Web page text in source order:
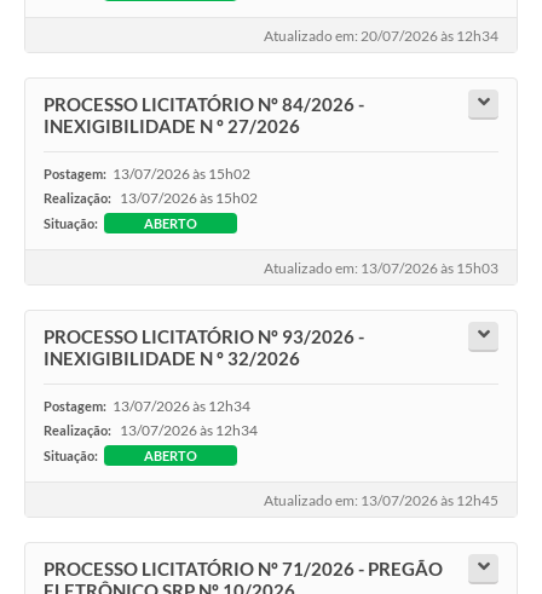
Atualizado em: 20/07/2026 às 12h34
PROCESSO LICITATÓRIO Nº 84/2026 -
INEXIGIBILIDADE N º 27/2026
Postagem: 13/07/2026 às 15h02
Realização: 13/07/2026 às 15h02
Situação: ABERTO
Atualizado em: 13/07/2026 às 15h03
PROCESSO LICITATÓRIO Nº 93/2026 -
INEXIGIBILIDADE N º 32/2026
Postagem: 13/07/2026 às 12h34
Realização: 13/07/2026 às 12h34
Situação: ABERTO
Atualizado em: 13/07/2026 às 12h45
PROCESSO LICITATÓRIO Nº 71/2026 - PREGÃO